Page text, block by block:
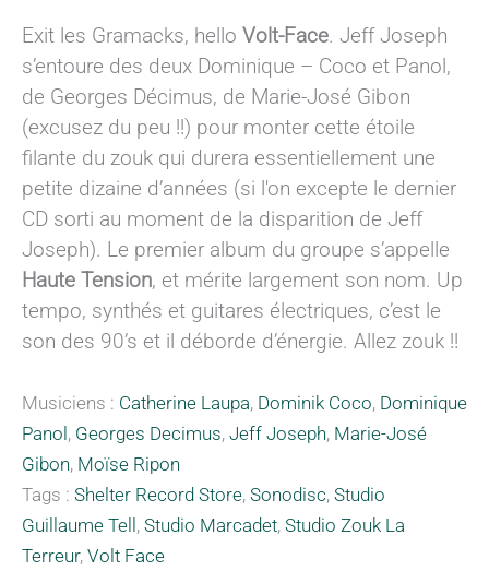
Exit les Gramacks, hello Volt-Face. Jeff Joseph
s’entoure des deux Dominique – Coco et Panol,
de Georges Décimus, de Marie-José Gibon
(excusez du peu !!) pour monter cette étoile
filante du zouk qui durera essentiellement une
petite dizaine d’années (si l'on excepte le dernier
CD sorti au moment de la disparition de Jeff
Joseph). Le premier album du groupe s’appelle
Haute Tension, et mérite largement son nom. Up
tempo, synthés et guitares électriques, c’est le
son des 90’s et il déborde d’énergie. Allez zouk !!
Musiciens : Catherine Laupa, Dominik Coco, Dominique
Panol , Georges Decimus, Jeff Joseph, Marie-José
Gibon, Moïse Ripon
Tags : Shelter Record Store, Sonodisc, Studio
Guillaume Tell , Studio Marcadet, Studio Zouk La
Terreur, Volt Face